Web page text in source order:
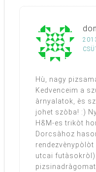
Hù, nagy
Kedvenceim a
àrnyalatok, ès
johet szòba! :)
H&M-es trikòt
Dorcsàhoz
utcai